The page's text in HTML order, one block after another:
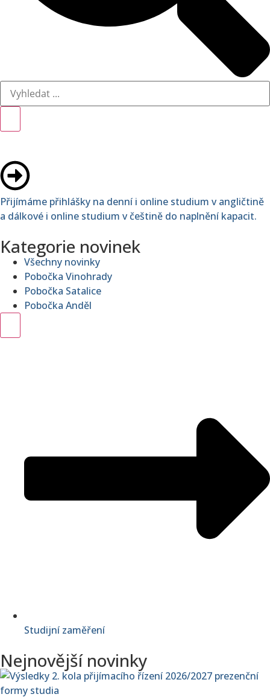
Přijímáme přihlášky na denní i online studium v angličtině
a dálkové i online studium v češtině do naplnění kapacit.
Kategorie novinek
Všechny novinky
Pobočka Vinohrady
Pobočka Satalice
Pobočka Anděl
Studijní zaměření
Nejnovější novinky